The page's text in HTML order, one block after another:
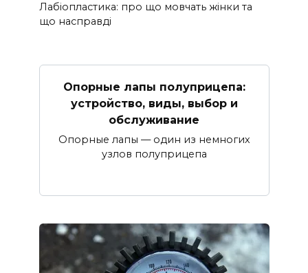
Лабіопластика: про що мовчать жінки та
що насправді
Опорные лапы полуприцепа:
устройство, виды, выбор и
обслуживание
Опорные лапы — один из немногих
узлов полуприцепа